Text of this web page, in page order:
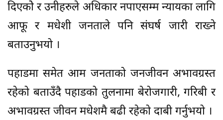
दिएकोे र उनीहरुले अधिकार नपाएसम्म न्यायका लागि
आफू र मधेशी जनताले पनि संघर्ष जारी राख्ने
बताउनुभयो ।
पहाडमा समेत आम जनताको जनजीवन अभावग्रस्त
रहेको बताउँदै पहाडको तुलनामा बेरोजगारी, गरिबी र
अभावग्रस्त जीवन मधेशमै बढी रहेको दाबी गर्नुभयो ।